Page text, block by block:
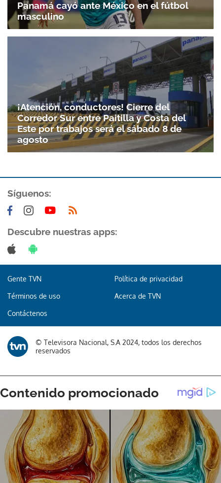
ACEPTAR
Panamá cayó ante México en el fútbol
masculino
¡Atención, conductores! Cierre del
Corredor Sur entre Paitilla y Costa del
Este por trabajos será el sábado 8 de
agosto
Síguenos:
Descubre nuestras apps:
Gente TVN Política de privacidad
Términos de uso Acerca de TVN
Contáctenos
© Televisora Nacional, S.A 2024, todos los derechos
reservados